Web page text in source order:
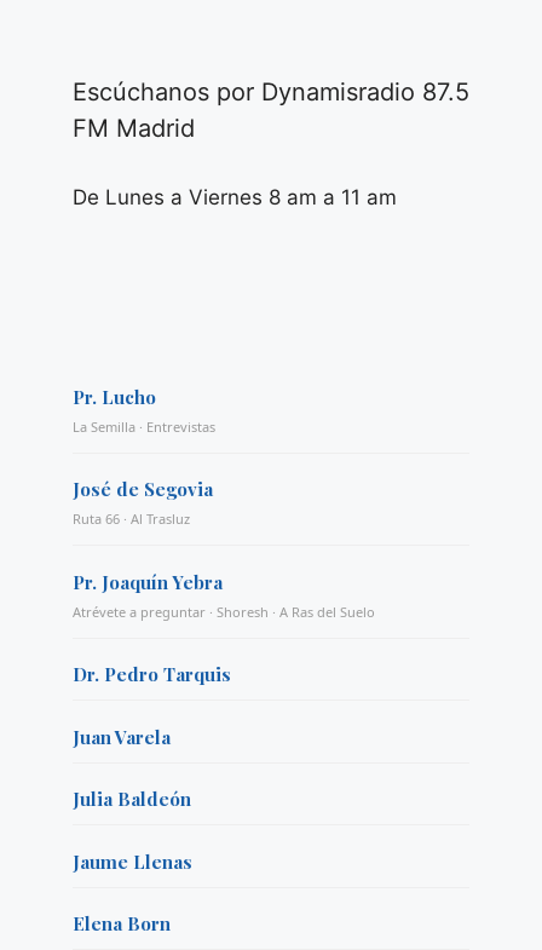
Escúchanos por Dynamisradio 87.5
FM Madrid
De Lunes a Viernes 8 am a 11 am
Pr. Lucho
La Semilla · Entrevistas
José de Segovia
Ruta 66 · Al Trasluz
Pr. Joaquín Yebra
Atrévete a preguntar · Shoresh · A Ras del Suelo
Dr. Pedro Tarquis
Juan Varela
Julia Baldeón
Jaume Llenas
Elena Born